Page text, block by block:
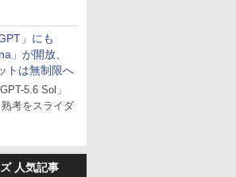
」にも
」が開放、
トは無制限へ
5.6 Sol」
考をスライダ
人気記事